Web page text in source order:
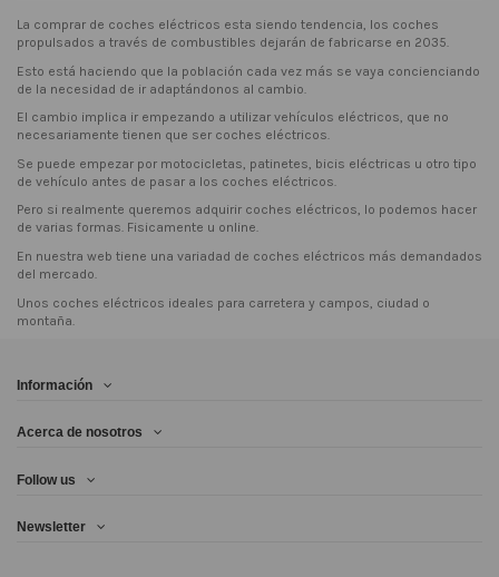
La comprar de coches eléctricos esta siendo tendencia, los coches
propulsados a través de combustibles dejarán de fabricarse en 2035.
Esto está haciendo que la población cada vez más se vaya concienciando
de la necesidad de ir adaptándonos al cambio.
El cambio implica ir empezando a utilizar vehículos eléctricos, que no
necesariamente tienen que ser coches eléctricos.
Se puede empezar por motocicletas, patinetes, bicis eléctricas u otro tipo
de vehículo antes de pasar a los coches eléctricos.
Pero si realmente queremos adquirir coches eléctricos, lo podemos hacer
de varias formas. Fisicamente u online.
En nuestra web tiene una variadad de coches eléctricos más demandados
del mercado.
Unos coches eléctricos ideales para carretera y campos, ciudad o
montaña.
Información
Acerca de nosotros
Follow us
Newsletter